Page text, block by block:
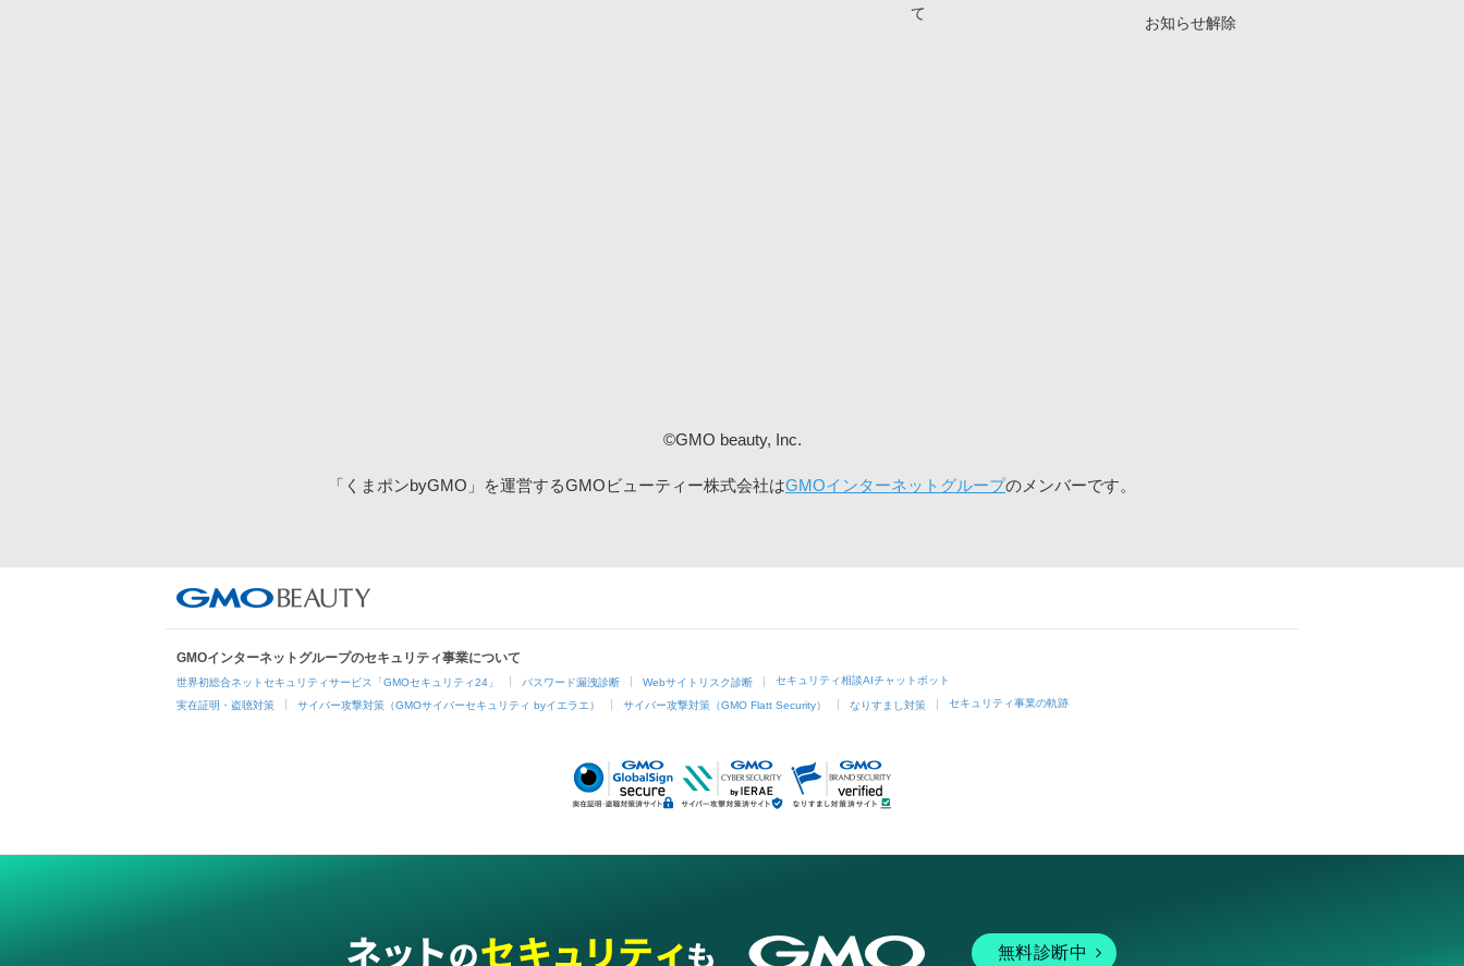
て
お知らせ解除
©GMO beauty, Inc.
「くまポンbyGMO」を運営するGMOビューティー株式会社はGMOインターネットグループのメンバーです。
GMOインターネットグループのセキュリティ事業について
世界初総合ネットセキュリティサービス「GMOセキュリティ24」 パスワード漏洩診断 Webサイトリスク診断 セキュリティ相談AIチャットボット
実在証明・盗聴対策 サイバー攻撃対策（GMOサイバーセキュリティ byイエラエ） サイバー攻撃対策（GMO Flatt Security） なりすまし対策 セキュリティ事業の軌跡
無料診断中